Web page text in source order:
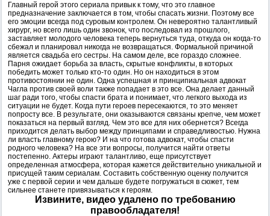
Главный герой этого сериала привык к тому, что это главное
предназначение заключается в том, чтобы спасать жизни. Поэтому все
его эмоции всегда под суровым контролем. Он невероятно талантливый
хирург, но всего лишь один звонок, что последовал из прошлого,
заставляет молодого человека теперь вернуться туда, откуда он когда-то
сбежал и планировал никогда не возвращаться. Формальной причиной
является свадьба его сестры. На самом деле, все гораздо сложнее.
Парня ожидает борьба за власть, скрытые конфликты, в которых
победить может только кто-то один. Но он находиться в этом
противостоянии не один. Одна успешная и принципиальная адвокат
Чагла против своей воли также попадает в это все. Она делает данный
шаг ради того, чтобы спасти брата и понимает, что легкого выхода из
ситуации не будет. Когда пути героев пересекаются, то это меняет
попросту все. В результате, они оказываются связаны крепче, чем может
показаться на первый взгляд. Чем это все для них обернется? Всегда
приходится делать выбор между принципами и справедливостью. Нужна
ли власть главному герою? И на что готова адвокат, чтобы спасти
родного человека? На все эти вопросы, получится найти ответы
постепенно. Актеры играют талантливо, еще присутствует
определенная атмосфера, которая кажется действительно уникальной и
присущей таким сериалам. Составить собственную оценку получится
уже с первой серии и чем дальше будете погружаться в сюжет, тем
сильнее станете привязываться к героям.
Извините, видео удалено по требованию
правообладателя!